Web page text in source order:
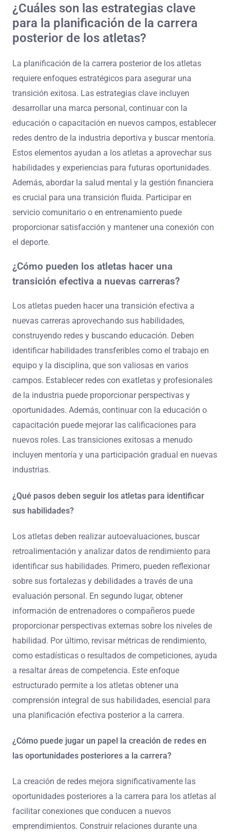
¿Cuáles son las estrategias clave
para la planificación de la carrera
posterior de los atletas?
La planificación de la carrera posterior de los atletas
requiere enfoques estratégicos para asegurar una
transición exitosa. Las estrategias clave incluyen
desarrollar una marca personal, continuar con la
educación o capacitación en nuevos campos, establecer
redes dentro de la industria deportiva y buscar mentoría.
Estos elementos ayudan a los atletas a aprovechar sus
habilidades y experiencias para futuras oportunidades.
Además, abordar la salud mental y la gestión financiera
es crucial para una transición fluida. Participar en
servicio comunitario o en entrenamiento puede
proporcionar satisfacción y mantener una conexión con
el deporte.
¿Cómo pueden los atletas hacer una
transición efectiva a nuevas carreras?
Los atletas pueden hacer una transición efectiva a
nuevas carreras aprovechando sus habilidades,
construyendo redes y buscando educación. Deben
identificar habilidades transferibles como el trabajo en
equipo y la disciplina, que son valiosas en varios
campos. Establecer redes con exatletas y profesionales
de la industria puede proporcionar perspectivas y
oportunidades. Además, continuar con la educación o
capacitación puede mejorar las calificaciones para
nuevos roles. Las transiciones exitosas a menudo
incluyen mentoría y una participación gradual en nuevas
industrias.
¿Qué pasos deben seguir los atletas para identificar
sus habilidades?
Los atletas deben realizar autoevaluaciones, buscar
retroalimentación y analizar datos de rendimiento para
identificar sus habilidades. Primero, pueden reflexionar
sobre sus fortalezas y debilidades a través de una
evaluación personal. En segundo lugar, obtener
información de entrenadores o compañeros puede
proporcionar perspectivas externas sobre los niveles de
habilidad. Por último, revisar métricas de rendimiento,
como estadísticas o resultados de competiciones, ayuda
a resaltar áreas de competencia. Este enfoque
estructurado permite a los atletas obtener una
comprensión integral de sus habilidades, esencial para
una planificación efectiva posterior a la carrera.
¿Cómo puede jugar un papel la creación de redes en
las oportunidades posteriores a la carrera?
La creación de redes mejora significativamente las
oportunidades posteriores a la carrera para los atletas al
facilitar conexiones que conducen a nuevos
emprendimientos. Construir relaciones durante una